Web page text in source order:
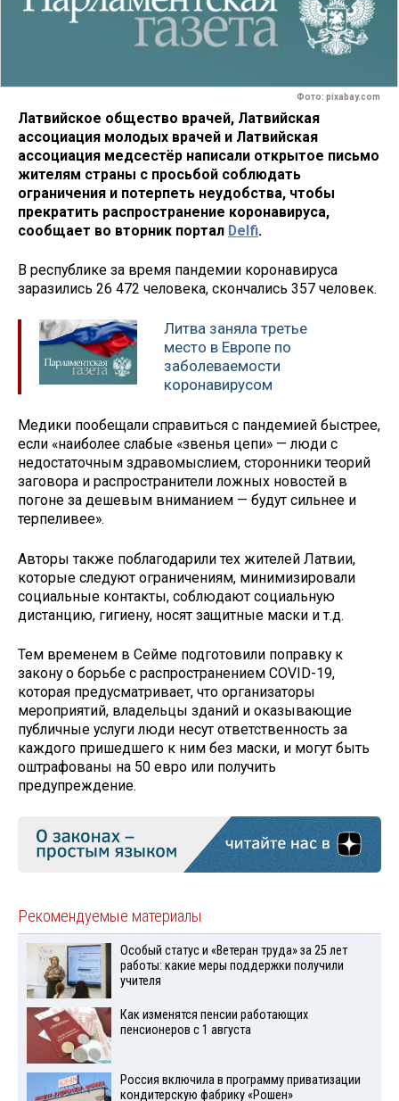
Фото: pixabay.com
Латвийское общество врачей, Латвийская
ассоциация молодых врачей и Латвийская
ассоциация медсестёр написали открытое письмо
жителям страны с просьбой соблюдать
ограничения и потерпеть неудобства, чтобы
прекратить распространение коронавируса,
сообщает во вторник портал Delfi.
В республике за время пандемии коронавируса
заразились 26 472 человека, скончались 357 человек.
Литва заняла третье
место в Европе по
заболеваемости
коронавирусом
Медики пообещали справиться с пандемией быстрее,
если «наиболее слабые «звенья цепи» — люди с
недостаточным здравомыслием, сторонники теорий
заговора и распространители ложных новостей в
погоне за дешевым вниманием — будут сильнее и
терпеливее».
Авторы также поблагодарили тех жителей Латвии,
которые следуют ограничениям, минимизировали
социальные контакты, соблюдают социальную
дистанцию, гигиену, носят защитные маски и т.д.
Тем временем в Сейме подготовили поправку к
закону о борьбе с распространением COVID-19,
которая предусматривает, что организаторы
мероприятий, владельцы зданий и оказывающие
публичные услуги люди несут ответственность за
каждого пришедшего к ним без маски, и могут быть
оштрафованы на 50 евро или получить
предупреждение.
Рекомендуемые материалы
Особый статус и «Ветеран труда» за 25 лет
работы: какие меры поддержки получили
учителя
Как изменятся пенсии работающих
пенсионеров с 1 августа
Россия включила в программу приватизации
кондитерскую фабрику «Рошен»